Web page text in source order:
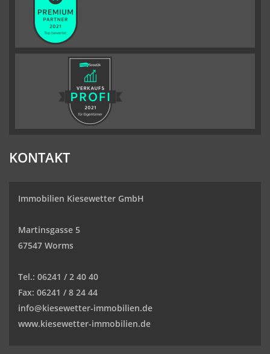
KONTAKT
Immobilien Kiesewetter GmbH
Martinsgasse 5
67547 Worms
Tel.: 06241 / 2 40 40
Fax: 06241 / 8 24 44
info@kiesewetter-immobilien.de
www.kiesewetter-immobilien.de